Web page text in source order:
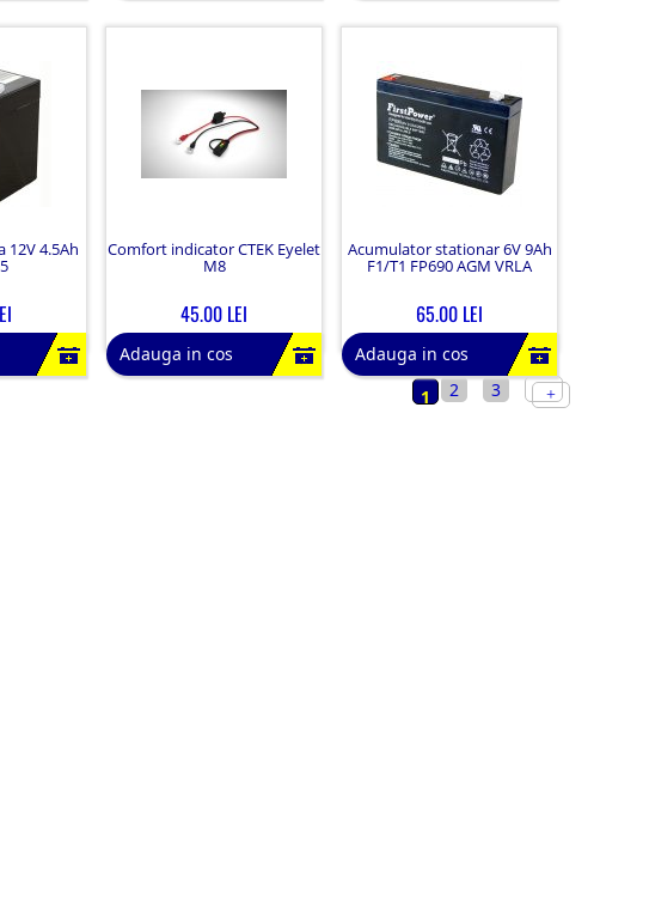
12V 4.5Ah Comfort indicator CTEK Eyelet
M8
45.00 LEI
Adauga in cos
Acumulator stationar 6V 9Ah
F1/T1 FP690 AGM VRLA
65.00 LEI
Adauga in cos
1
2 3